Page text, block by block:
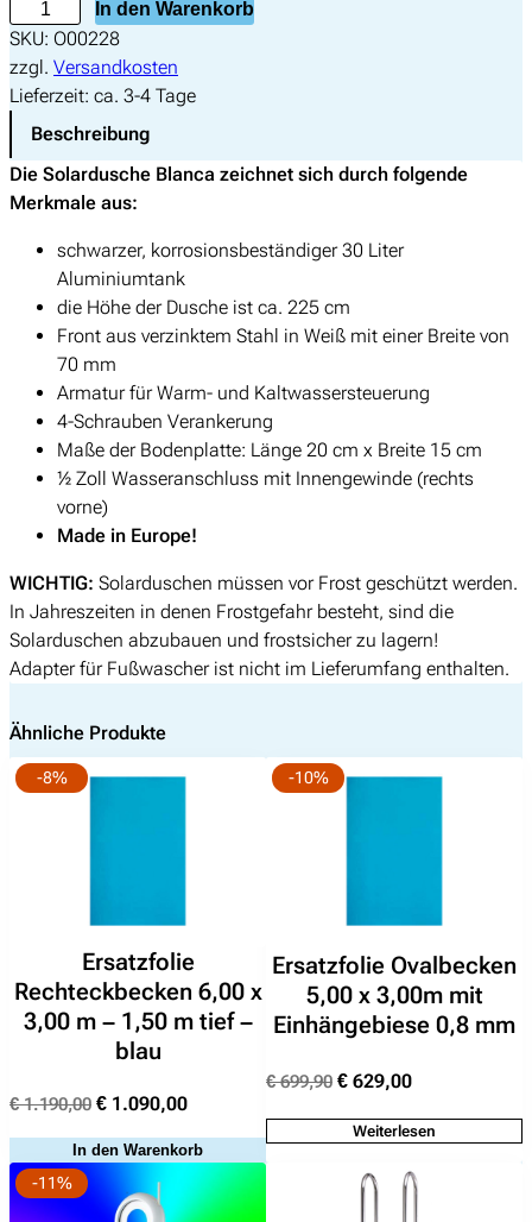
g
l
i
c
h
r
P
i
:
4
9
,
0
0
e
P
r
s
:
2
9
9
o
l
a
u
s
i
t
e
r
M
e
g
In den Warenkorb
SKU: O00228
zzgl. Versandkosten
Lieferzeit: ca. 3-4 Tage
Beschreibung
Die Solardusche Blanca zeichnet sich durch folgende
Merkmale aus:
schwarzer, korrosionsbeständiger 30 Liter
Aluminiumtank
die Höhe der Dusche ist ca. 225 cm
Front aus verzinktem Stahl in Weiß mit einer Breite von
70 mm
Armatur für Warm- und Kaltwassersteuerung
4-Schrauben Verankerung
Maße der Bodenplatte: Länge 20 cm x Breite 15 cm
½ Zoll Wasseranschluss mit Innengewinde (rechts
vorne)
Made in Europe!
WICHTIG: Solarduschen müssen vor Frost geschützt werden.
In Jahreszeiten in denen Frostgefahr besteht, sind die
Solarduschen abzubauen und frostsicher zu lagern!
Adapter für Fußwascher ist nicht im Lieferumfang enthalten.
Ähnliche Produkte
-8%
Ersatzfolie
Rechteckbecken 6,00 x
3,00 m – 1,50 m tief –
blau
€1.190,00 Ursprünglicher
war:
€ 1.190,00
€ 1.090,00Aktueller
ist:
€ 1.090,00.
In den Warenkorb
-10%
Ersatzfolie Ovalbecken
5,00 x 3,00m mit
Einhängebiese 0,8 mm
€699,90 Ursprünglicher
war:
€ 699,90
€ 629,00Aktueller
ist:
€ 629,00.
Weiterlesen
-11%Suchen
nach: